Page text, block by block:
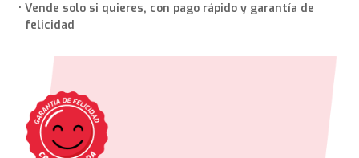
Vende solo si quieres, con pago rápido y garantía de
felicidad